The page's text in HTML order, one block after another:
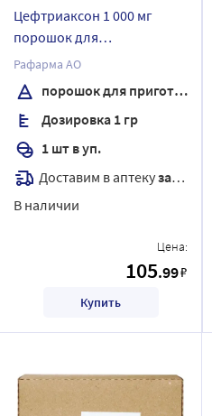
Цефтриаксон 1 000 мг
порошок для
приготовления раствора
для внутривенного и
внутримышечного
введения флакон 1 шт.
Рафарма АО
порошок для приготовления раствора для внутривенного и внутримышечного введения
Дозировка 1 гр
1 шт в уп.
Доставим в аптекузавтра
В наличии
Цена:
105.99₽
Купить